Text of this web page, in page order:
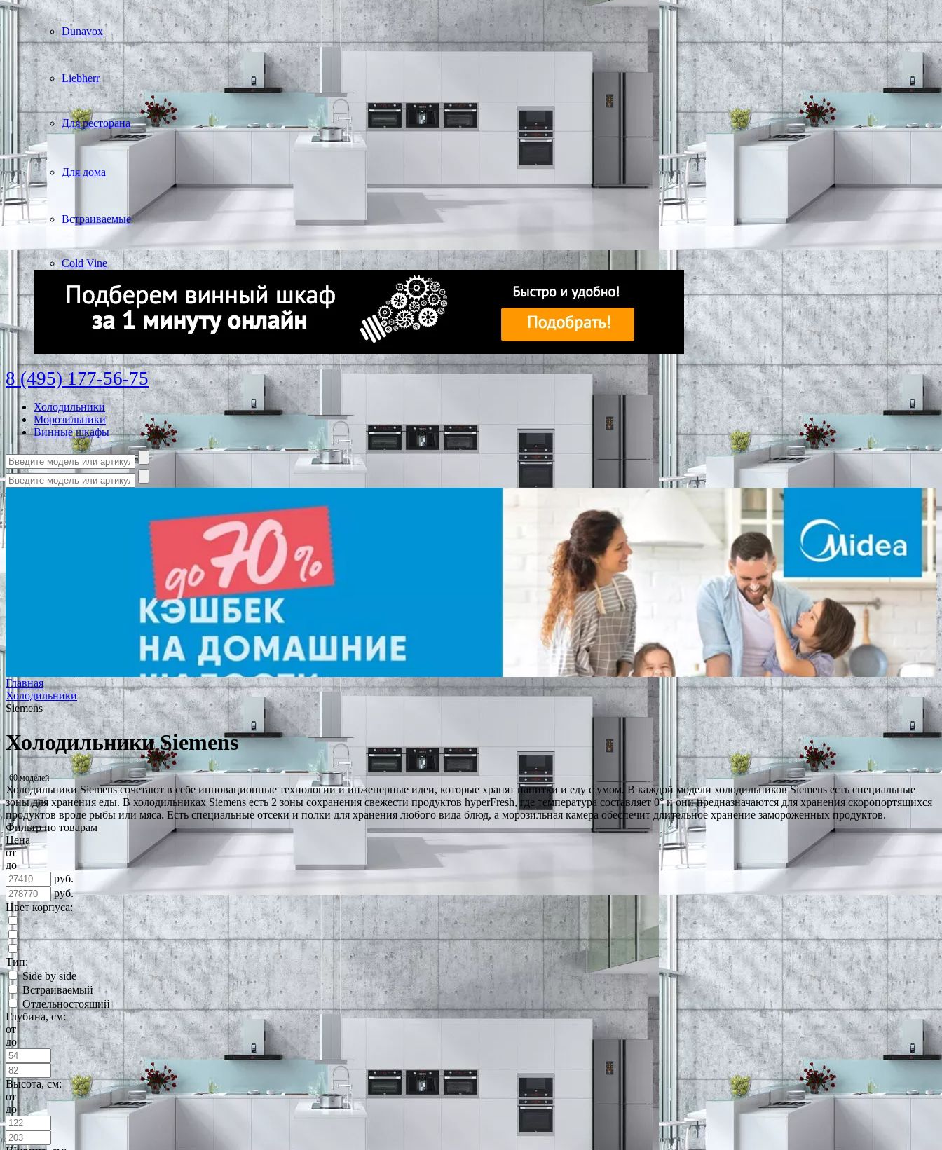
Dunavox
Liebherr
Для ресторана
Для дома
Встраиваемые
Cold Vine
8 (495) 177-56-75
Холодильники
Морозильники
Винные шкафы
Главная
Холодильники
Siemens
Холодильники Siemens
60 моделей
Холодильники Siemens сочетают в себе инновационные технологии и инженерные идеи, которые хранят напитки и еду с умом. В каждой модели холодильников Siemens есть специальные
зоны для хранения еды. В холодильниках Siemens есть 2 зоны сохранения свежести продуктов hyperFresh, где температура составляет 0° и они предназначаются для хранения скоропортящихся
продуктов вроде рыбы или мяса. Есть специальные отсеки и полки для хранения любого вида блюд, а морозильная камера обеспечит длительное хранение замороженных продуктов.
Фильтр по товарам
Цена
от
до
руб.
руб.
Цвет корпуса:
Тип:
Side by side
Встраиваемый
Отдельностоящий
Глубина, см:
от
до
Высота, см:
от
до